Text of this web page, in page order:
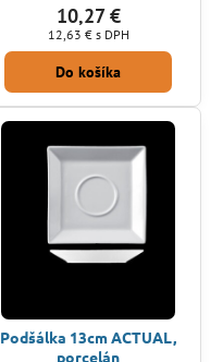
10,27 €
12,63 € s DPH
Do košíka
Podšálka 13cm ACTUAL,
porcelán